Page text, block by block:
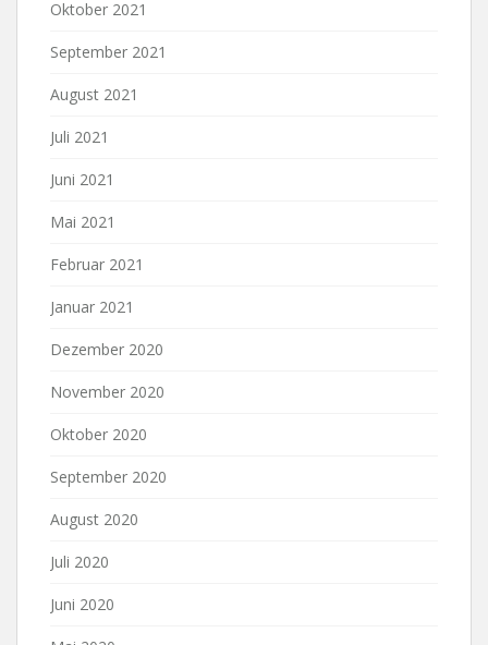
Oktober 2021
September 2021
August 2021
Juli 2021
Juni 2021
Mai 2021
Februar 2021
Januar 2021
Dezember 2020
November 2020
Oktober 2020
September 2020
August 2020
Juli 2020
Juni 2020